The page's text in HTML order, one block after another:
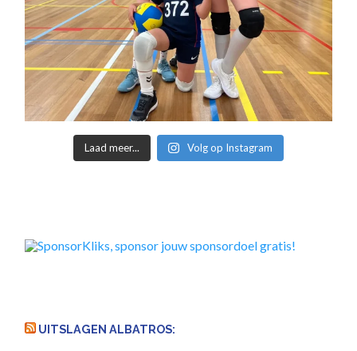
Laad meer... Volg op Instagram
UITSLAGEN ALBATROS: